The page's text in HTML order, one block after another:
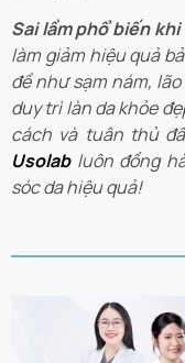
Sai lầm phổ biến
làm giảm hiệu quả
đề như sạm nám,
duy trì làn da khỏe
cách và tuân thủ
Usolab luôn đồng
sóc da hiệu quả!